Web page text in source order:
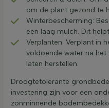
om de plant gezond te
Winterbescherming:
een laag mulch. Dit
Verplanten: Verplant in
voldoende water na
laten herstellen.
Droogtetolerante
investering zijn voor een
zonminnende